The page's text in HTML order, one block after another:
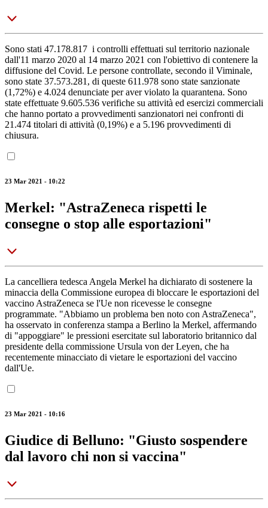
Sono stati 47.178.817 i controlli effettuati sul territorio nazionale
dall'11 marzo 2020 al 14 marzo 2021 con l'obiettivo di contenere la
diffusione del Covid. Le persone controllate, secondo il Viminale,
sono state 37.573.281, di queste 611.978 sono state sanzionate
(1,72%) e 4.024 denunciate per aver violato la quarantena. Sono
state effettuate 9.605.536 verifiche su attività ed esercizi commerciali
che hanno portato a provvedimenti sanzionatori nei confronti di
21.474 titolari di attività (0,19%) e a 5.196 provvedimenti di
chiusura.
23 Mar 2021 - 10:22
Merkel: "AstraZeneca rispetti le
consegne o stop alle esportazioni"
La cancelliera tedesca Angela Merkel ha dichiarato di sostenere la
minaccia della Commissione europea di bloccare le esportazioni del
vaccino AstraZeneca se l'Ue non ricevesse le consegne
programmate. "Abbiamo un problema ben noto con AstraZeneca",
ha osservato in conferenza stampa a Berlino la Merkel, affermando
di "appoggiare" le pressioni esercitate sul laboratorio britannico dal
presidente della commissione Ursula von der Leyen, che ha
recentemente minacciato di vietare le esportazioni del vaccino
dall'Ue.
23 Mar 2021 - 10:16
Giudice di Belluno: "Giusto sospendere
dal lavoro chi non si vaccina"